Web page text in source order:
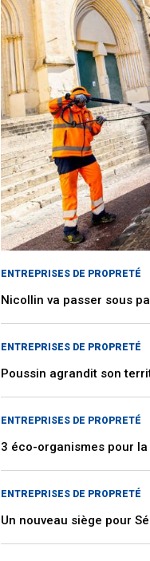
ENTREPRISES DE PROPRETÉ
Nicollin va passer sous
ENTREPRISES DE PROPRETÉ
Poussin agrandit son
ENTREPRISES DE PROPRETÉ
3 éco-organismes pour la
ENTREPRISES DE PROPRETÉ
Un nouveau siège pour